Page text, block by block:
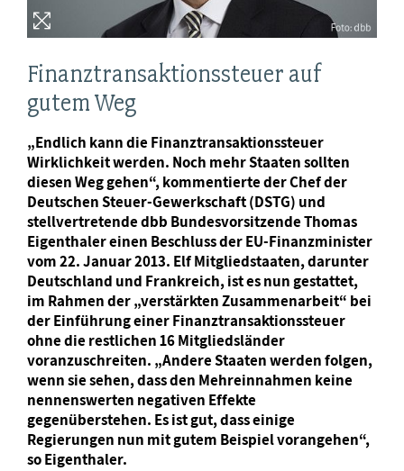
Finanztransaktionssteuer auf
gutem Weg
„Endlich kann die Finanztransaktionssteuer
Wirklichkeit werden. Noch mehr Staaten sollten
diesen Weg gehen“, kommentierte der Chef der
Deutschen Steuer-Gewerkschaft (DSTG) und
stellvertretende dbb Bundesvorsitzende Thomas
Eigenthaler einen Beschluss der EU-Finanzminister
vom 22. Januar 2013. Elf Mitgliedstaaten, darunter
Deutschland und Frankreich, ist es nun gestattet,
im Rahmen der „verstärkten Zusammenarbeit“ bei
der Einführung einer Finanztransaktionssteuer
ohne die restlichen 16 Mitgliedsländer
voranzuschreiten. „Andere Staaten werden folgen,
wenn sie sehen, dass den Mehreinnahmen keine
nennenswerten negativen Effekte
gegenüberstehen. Es ist gut, dass einige
Regierungen nun mit gutem Beispiel vorangehen“,
so Eigenthaler.